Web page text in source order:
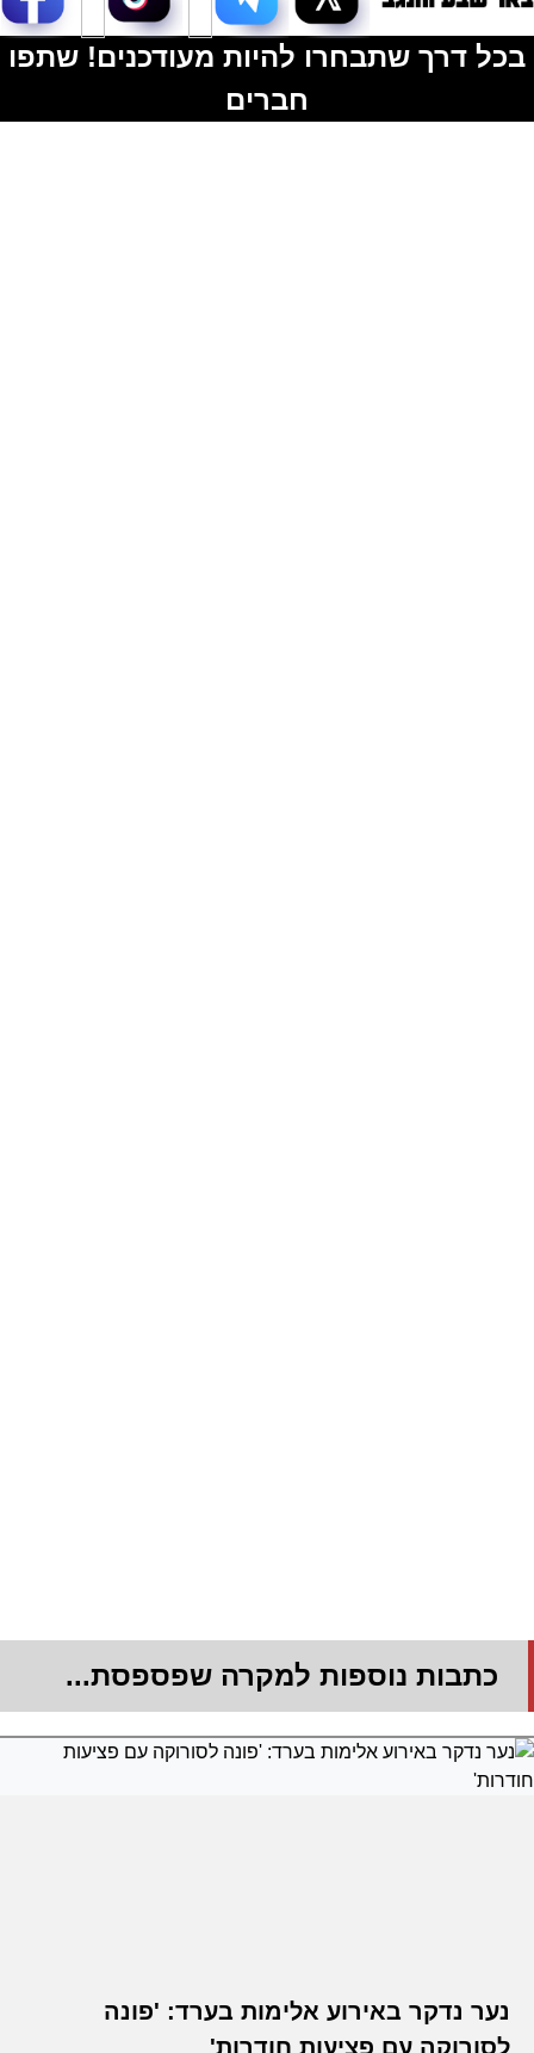
בכל דרך שתבחרו להיות מעודכנים! שתפו
חברים
כתבות נוספות למקרה שפספסת...
נער נדקר באירוע אלימות בערד: 'פונה
לסורוקה עם פציעות חודרות'